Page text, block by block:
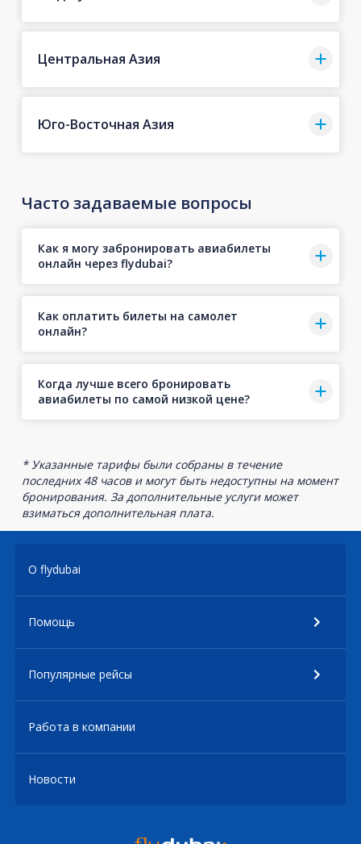
Центральная Азия
Юго-Восточная Азия
Часто задаваемые вопросы
Как я могу забронировать авиабилеты
онлайн через flydubai?
Как оплатить билеты на самолет
онлайн?
Когда лучше всего бронировать
авиабилеты по самой низкой цене?
* Указанные тарифы были собраны в течение
последних 48 часов и могут быть недоступны на момент
бронирования. За дополнительные услуги может
взиматься дополнительная плата.
О flydubai
Помощь
Популярные рейсы
Работа в компании
Новости